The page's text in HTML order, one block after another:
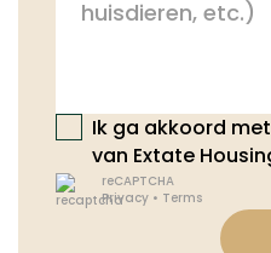
Ik ga akkoord
van Extate
reCAPTCHA
Privacy• Terms